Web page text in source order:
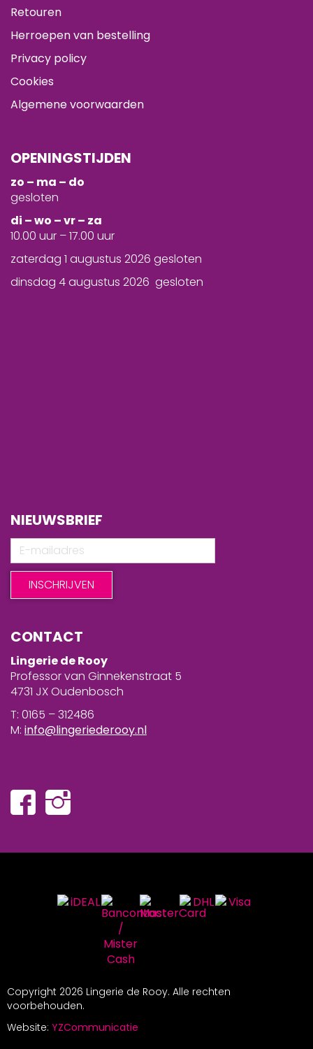
Retouren
Herroepen van bestelling
Privacy policy
Cookies
Algemene voorwaarden
OPENINGSTIJDEN
zo – ma – do
gesloten
di – wo – vr – za
10.00 uur – 17.00 uur
zaterdag 1 augustus 2026 gesloten
dinsdag 4 augustus 2026 gesloten
NIEUWSBRIEF
CONTACT
Lingerie de Rooy
Professor van Ginnekenstraat 5
4731 JX Oudenbosch
T: 0165 – 312486
M: info@lingeriederooy.nl
Copyright 2026 Lingerie de Rooy. Alle rechten
voorbehouden.
Website: YZCommunicatie